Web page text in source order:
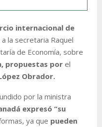
internacional de
la secretaria Raquel
de Economía, sobre
propuestas por el
Obrador.
por la ministra
expresó “su
ya que pueden